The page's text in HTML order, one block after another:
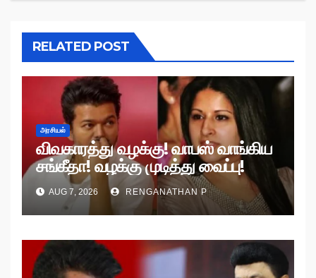
RELATED POST
அரசியல்
விவகாரத்து வழக்கு! வாபஸ் வாங்கிய
சங்கீதா! வழக்கு முடித்து வைப்பு!
AUG 7, 2026 RENGANATHAN P